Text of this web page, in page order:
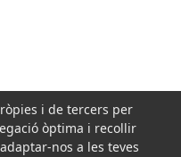
i de tercers per
òptima i recollir
nos a les teves